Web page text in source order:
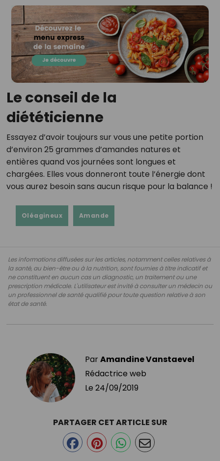
Le conseil de la
diététicienne
Essayez d’avoir toujours sur vous une petite portion
d’environ 25 grammes d’amandes natures et
entières quand vos journées sont longues et
chargées. Elles vous donneront toute l’énergie dont
vous aurez besoin sans aucun risque pour la balance !
Oléagineux Amande
Les informations diffusées sur les articles, notamment celles relatives à
la santé, au bien-être ou à la nutrition, sont fournies à titre indicatif et
ne constituent en aucun cas un diagnostic, un traitement ou une
prescription médicale. L'utilisateur est invité à consulter un médecin ou
un professionnel de santé qualifié pour toute question relative à son
état de santé.
ParAmandine Vanstaevel
Rédactrice web
Le 24/09/2019
PARTAGER CET ARTICLE SUR